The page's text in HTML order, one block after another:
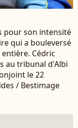
pour son intensité
qui a bouleversé
Cédric
au tribunal d'Albi
le 22
/ Bestimage